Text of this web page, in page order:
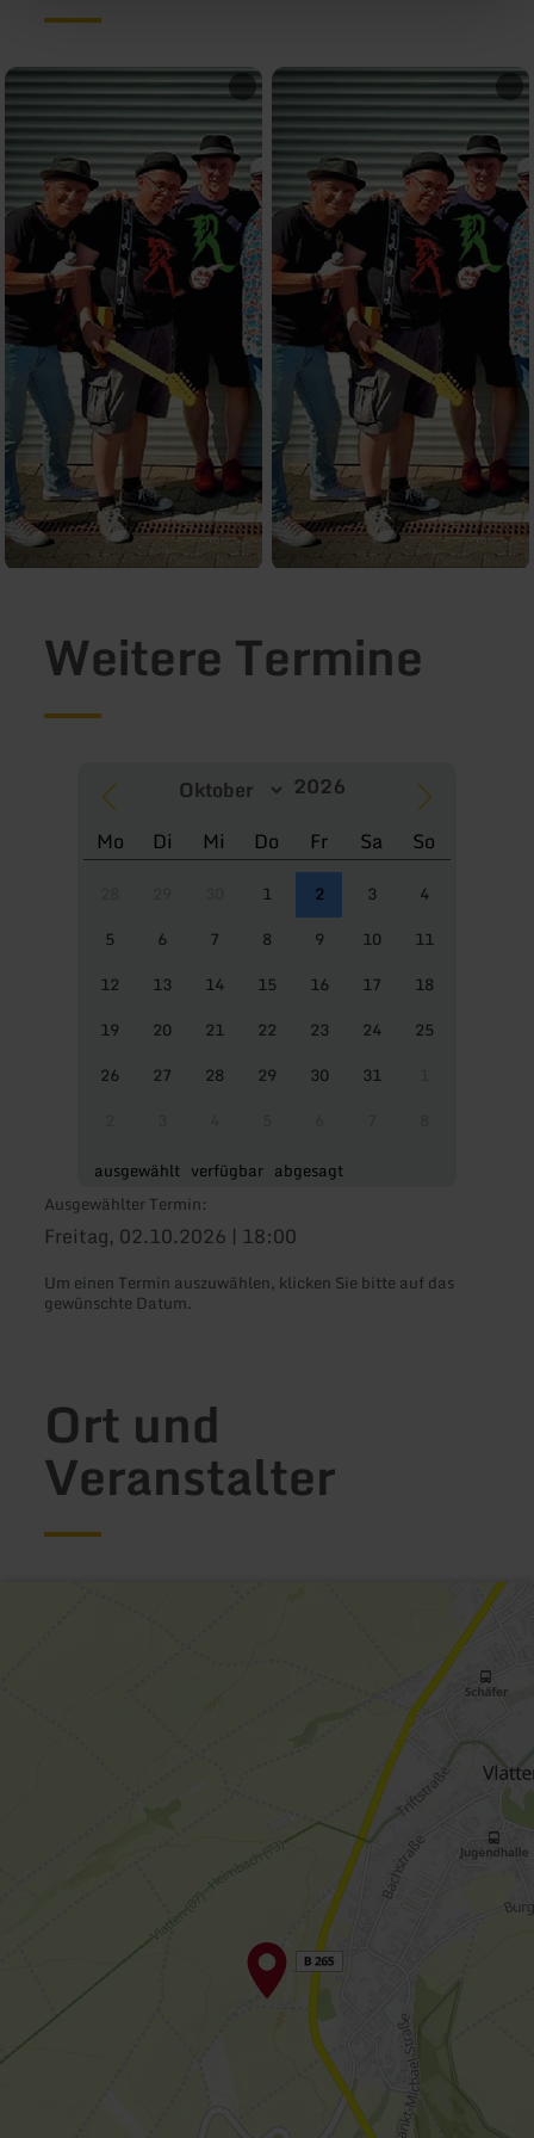
Weitere Termine
Mo Di Mi Do Fr Sa So
1 2 3
4
5
6 7 8 9 10
11
12
13 14 15 16 17
18
19
20 21 22 23 24
25
26
27 28 29 30 31
ausgewählt verfügbar abgesagt
Ausgewählter Termin:
Freitag, 02.10.2026 | 18:00
Um einen Termin auszuwählen, klicken Sie bitte auf das
gewünschte Datum.
Ort und
Veranstalter